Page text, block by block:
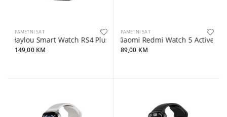
PAMETNI SAT
Haylou Smart Watch RS4 Plus Black - LS11 (magnetna narukvica)
149,00 KM
PAMETNI SAT
Xiaomi Redmi Watch 5 Active
89,00 KM